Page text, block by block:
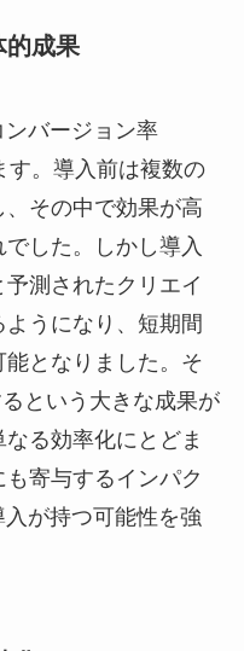
的成果
バージョン率
す。導入前は複数の
その中で効果が高
した。しかし導入
測されたクリエイ
うになり、短期間
となりました。そ
という大きな成果が
る効率化にとどま
寄与するインパク
が持つ可能性を強